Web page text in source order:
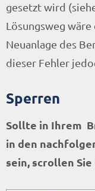
gesetzt wird
Lösungsweg
Neuanlage des
dieser Fehler
Sperren
Sollte in Ihrem
in den
sein, scrollen